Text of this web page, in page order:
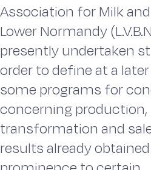
Association for Milk
Lower Normandy
presently undertaken
order to define at a
some programs for
concerning production,
transformation and
results already